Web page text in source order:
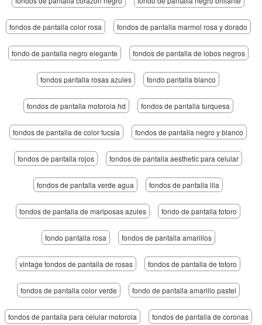
fondos de pantalla color rosa fondos de pantalla marmol rosa y dorado
fondo de pantalla negro elegante fondos de pantalla de lobos negros
fondos pantalla rosas azules fondo pantalla blanco
fondos de pantalla motorola hd fondos de pantalla turquesa
fondos de pantalla de color fucsia fondos de pantalla negro y blanco
fondos de pantalla rojos fondos de pantalla aesthetic para celular
fondos de pantalla verde agua fondos de pantalla lila
fondos de pantalla de mariposas azules fondo de pantalla totoro
fondo pantalla rosa fondos de pantalla amarillos
vintage fondos de pantalla de rosas fondos de pantalla de totoro
fondos de pantalla color verde fondo de pantalla amarillo pastel
fondos de pantalla para celular motorola fondos de pantalla de coronas